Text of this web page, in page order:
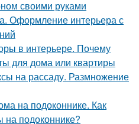
своими руками
Оформление интерьера с
в интерьере. Почему
для дома или квартиры
на рассаду. Размножение
на подоконнике. Как
на подоконнике?